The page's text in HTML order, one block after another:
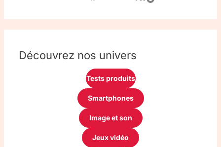
Découvrez nos univers
Tests produits
Smartphones
Image et son
Jeux vidéo